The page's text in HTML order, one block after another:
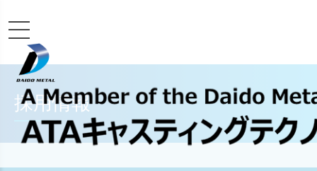
採用情報